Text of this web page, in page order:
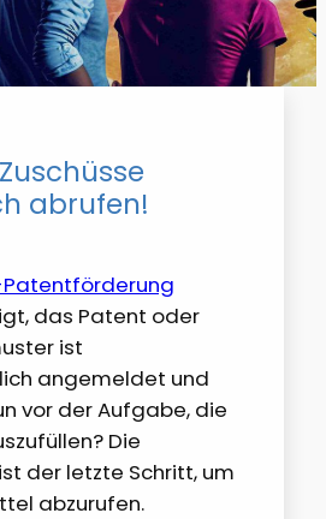
abrufen!
Patentförderung
das Patent oder
ist
angemeldet und
vor der Aufgabe, die
Die
der letzte Schritt, um
abzurufen.